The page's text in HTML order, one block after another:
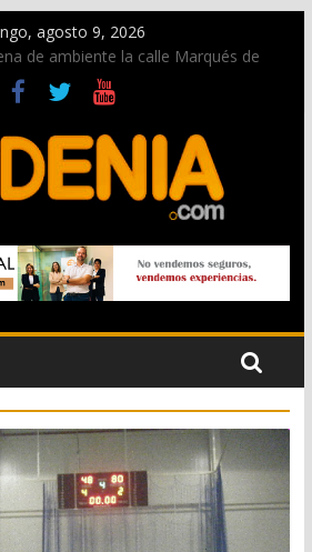
agosto 9, 2026
de ambiente la calle Marqués de
a la Capitanía Cristiana
en un grave accidente en la N-332
para donar sangre en Cruz Roja
en la Segunda Entraeta Festera
de Dénia más de 50.000 imágenes
la ciudad